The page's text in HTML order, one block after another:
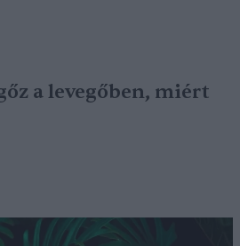
a levegőben, miért